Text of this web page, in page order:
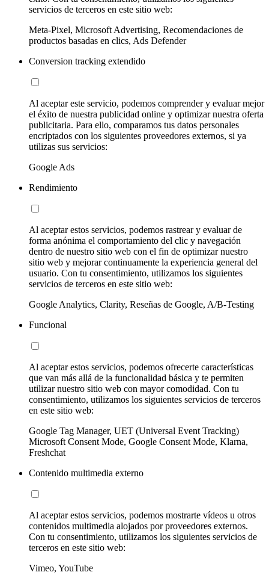
servicios de terceros en este sitio web:
Meta-Pixel, Microsoft Advertising, Recomendaciones de
productos basadas en clics, Ads Defender
Conversion tracking extendido
Al aceptar este servicio, podemos comprender y evaluar mejor
el éxito de nuestra publicidad online y optimizar nuestra oferta
publicitaria. Para ello, comparamos tus datos personales
encriptados con los siguientes proveedores externos, si ya
utilizas sus servicios:
Google Ads
Rendimiento
Al aceptar estos servicios, podemos rastrear y evaluar de
forma anónima el comportamiento del clic y navegación
dentro de nuestro sitio web con el fin de optimizar nuestro
sitio web y mejorar continuamente la experiencia general del
usuario. Con tu consentimiento, utilizamos los siguientes
servicios de terceros en este sitio web:
Google Analytics, Clarity, Reseñas de Google, A/B-Testing
Funcional
Al aceptar estos servicios, podemos ofrecerte características
que van más allá de la funcionalidad básica y te permiten
utilizar nuestro sitio web con mayor comodidad. Con tu
consentimiento, utilizamos los siguientes servicios de terceros
en este sitio web:
Google Tag Manager, UET (Universal Event Tracking)
Microsoft Consent Mode, Google Consent Mode, Klarna,
Freshchat
Contenido multimedia externo
Al aceptar estos servicios, podemos mostrarte vídeos u otros
contenidos multimedia alojados por proveedores externos.
Con tu consentimiento, utilizamos los siguientes servicios de
terceros en este sitio web:
Vimeo, YouTube